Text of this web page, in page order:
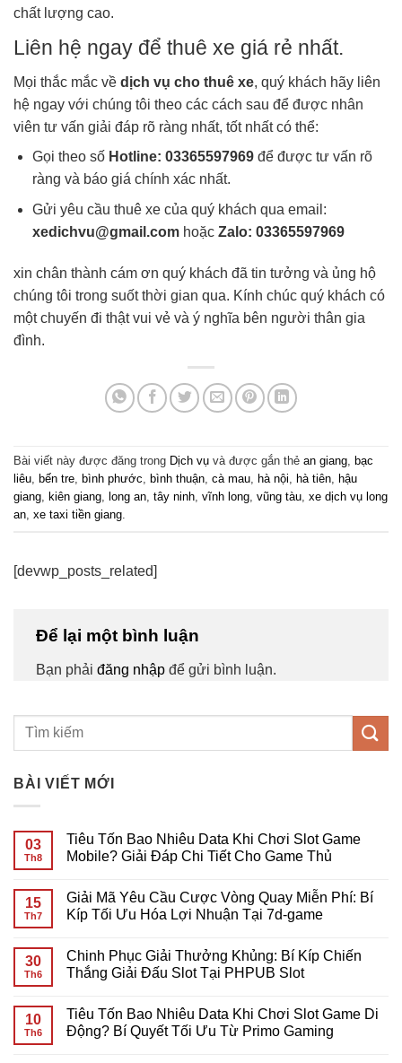
chất lượng cao.
Liên hệ ngay để thuê xe giá rẻ nhất.
Mọi thắc mắc về dịch vụ cho thuê xe, quý khách hãy liên
hệ ngay với chúng tôi theo các cách sau để được nhân
viên tư vấn giải đáp rõ ràng nhất, tốt nhất có thể:
Gọi theo số Hotline: 03365597969 để được tư vấn rõ
ràng và báo giá chính xác nhất.
Gửi yêu cầu thuê xe của quý khách qua email:
xedichvu@gmail.com hoặc Zalo: 03365597969
xin chân thành cám ơn quý khách đã tin tưởng và ủng hộ
chúng tôi trong suốt thời gian qua. Kính chúc quý khách có
một chuyến đi thật vui vẻ và ý nghĩa bên người thân gia
đình.
Bài viết này được đăng trong Dịch vụ và được gắn thẻ an giang, bạc
liêu, bến tre, bình phước, bình thuận, cà mau, hà nội, hà tiên, hậu
giang, kiên giang, long an, tây ninh, vĩnh long, vũng tàu, xe dịch vụ long
an, xe taxi tiền giang.
[devwp_posts_related]
Để lại một bình luận
Bạn phải đăng nhập để gửi bình luận.
BÀI VIẾT MỚI
03
Th8
Tiêu Tốn Bao Nhiêu Data Khi Chơi Slot Game
Mobile? Giải Đáp Chi Tiết Cho Game Thủ
bình
luận
ở
Bao
Nhiêu
Data
Slot
Game
Mobile?
15
Th7
Giải Mã Yêu Cầu Cược Vòng Quay Miễn Phí: Bí
Kíp Tối Ưu Hóa Lợi Nhuận Tại 7d-game
bình
luận
ở
Yêu
Cầu
Cược
30
Th6
Chinh Phục Giải Thưởng Khủng: Bí Kíp Chiến
Thắng Giải Đấu Slot Tại PHPUB Slot
bình
luận
ở
10
Th6
Tiêu Tốn Bao Nhiêu Data Khi Chơi Slot Game Di
Động? Bí Quyết Tối Ưu Từ Primo Gaming